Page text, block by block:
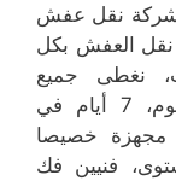
نقل عفش
العفش بكل
نغطى جميع
المحافظات، نعمل 24 ساعة فى اليوم، 7 أيام في
مجهزة خصيصا
فنيين فك